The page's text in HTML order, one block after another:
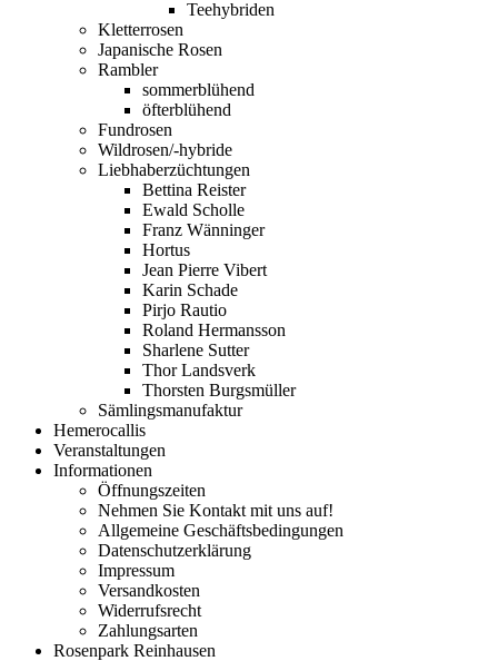
Teehybriden
Kletterrosen
Japanische Rosen
Rambler
sommerblühend
öfterblühend
Fundrosen
Wildrosen/-hybride
Liebhaberzüchtungen
Bettina Reister
Ewald Scholle
Franz Wänninger
Hortus
Jean Pierre Vibert
Karin Schade
Pirjo Rautio
Roland Hermansson
Sharlene Sutter
Thor Landsverk
Thorsten Burgsmüller
Sämlingsmanufaktur
Hemerocallis
Veranstaltungen
Informationen
Öffnungszeiten
Nehmen Sie Kontakt mit uns auf!
Allgemeine Geschäftsbedingungen
Datenschutzerklärung
Impressum
Versandkosten
Widerrufsrecht
Zahlungsarten
Rosenpark Reinhausen